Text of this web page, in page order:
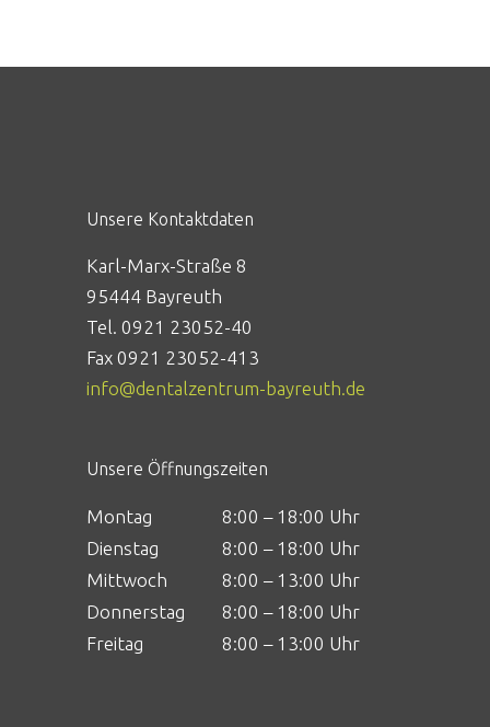
Unsere Kontaktdaten
Karl-Marx-Straße 8
95444 Bayreuth
Tel. 0921 23052-40
Fax 0921 23052-413
info@dentalzentrum-bayreuth.de
Unsere Öffnungszeiten
Montag
8:00 – 18:00 Uhr
Dienstag
8:00 – 18:00 Uhr
Mittwoch
8:00 – 13:00 Uhr
Donnerstag
8:00 – 18:00 Uhr
Freitag
8:00 – 13:00 Uhr